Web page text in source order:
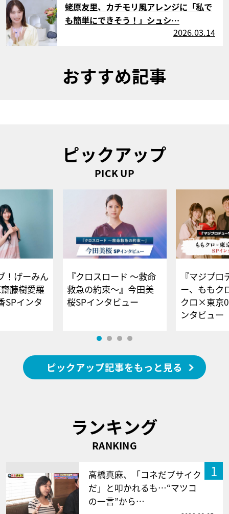
蛯原友里、カチモリ風アレンジに「私で
も簡単にできそう！」シュシ…
2026.03.14
おすすめ記事
ピックアップ
PICK UP
！げーみん
藤樹愛羅
SPインタ
『クロスロード ～救命
救急の約束～』今田美
桜SPインタビュー
『マジプロ
ー、ももク
クロ×東京
ンタビュー
ピックアップ記事をもっと見る
ランキング
RANKING
1
高橋真麻、「コネだブサイク
だ」と叩かれるも…“マツコ
の一言”から…